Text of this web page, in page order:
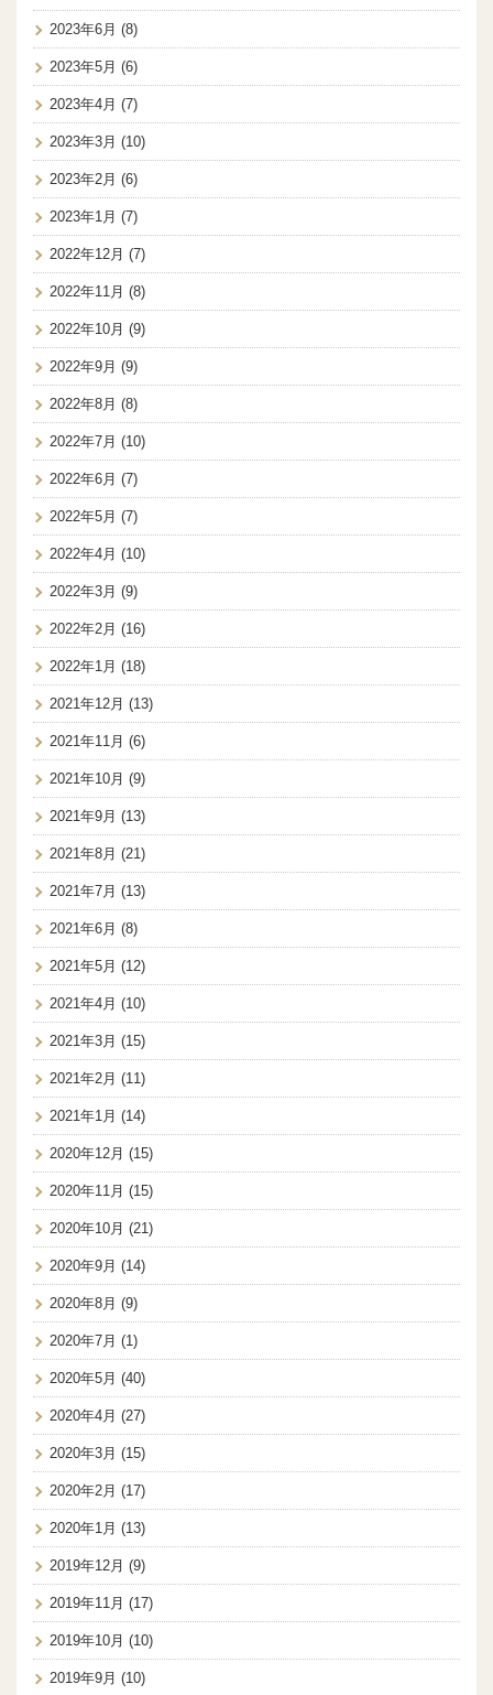
2023年6月 (8)
2023年5月 (6)
2023年4月 (7)
2023年3月 (10)
2023年2月 (6)
2023年1月 (7)
2022年12月 (7)
2022年11月 (8)
2022年10月 (9)
2022年9月 (9)
2022年8月 (8)
2022年7月 (10)
2022年6月 (7)
2022年5月 (7)
2022年4月 (10)
2022年3月 (9)
2022年2月 (16)
2022年1月 (18)
2021年12月 (13)
2021年11月 (6)
2021年10月 (9)
2021年9月 (13)
2021年8月 (21)
2021年7月 (13)
2021年6月 (8)
2021年5月 (12)
2021年4月 (10)
2021年3月 (15)
2021年2月 (11)
2021年1月 (14)
2020年12月 (15)
2020年11月 (15)
2020年10月 (21)
2020年9月 (14)
2020年8月 (9)
2020年7月 (1)
2020年5月 (40)
2020年4月 (27)
2020年3月 (15)
2020年2月 (17)
2020年1月 (13)
2019年12月 (9)
2019年11月 (17)
2019年10月 (10)
2019年9月 (10)